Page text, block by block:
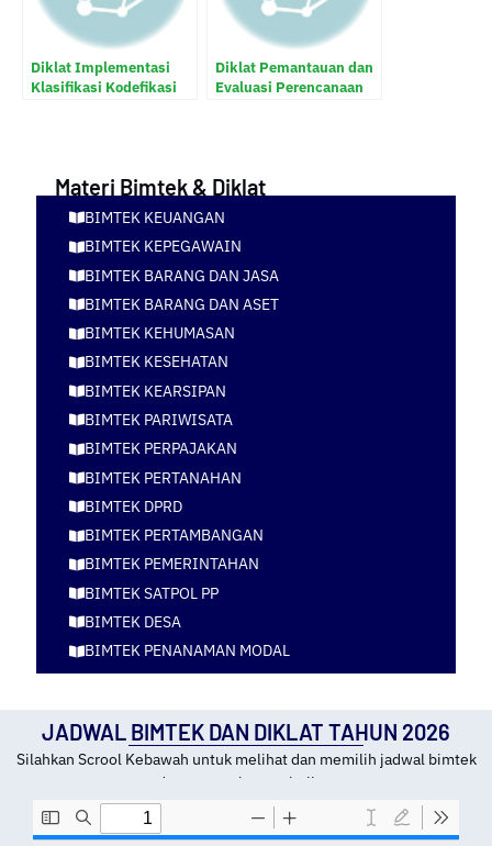
Diklat Implementasi
Klasifikasi Kodefikasi
Diklat Pemantauan dan
Evaluasi Perencanaan
Materi Bimtek & Diklat
BIMTEK KEUANGAN
BIMTEK KEPEGAWAIN
BIMTEK BARANG DAN JASA
BIMTEK BARANG DAN ASET
BIMTEK KEHUMASAN
BIMTEK KESEHATAN
BIMTEK KEARSIPAN
BIMTEK PARIWISATA
BIMTEK PERPAJAKAN
BIMTEK PERTANAHAN
BIMTEK DPRD
BIMTEK PERTAMBANGAN
BIMTEK PEMERINTAHAN
BIMTEK SATPOL PP
BIMTEK DESA
BIMTEK PENANAMAN MODAL
JADWAL BIMTEK DAN DIKLAT TAHUN 2026
Silahkan Scrool Kebawah untuk melihat dan memilih jadwal bimtek
dan tempat kota pelatihan